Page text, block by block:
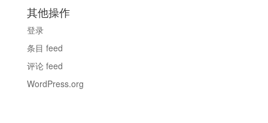
其他操作
登录
条目 feed
评论 feed
WordPress.org